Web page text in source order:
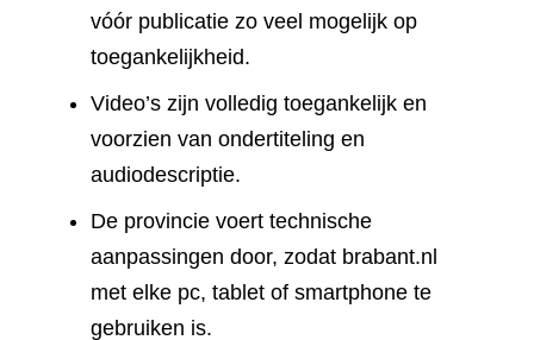
vóór publicatie zo veel mogelijk op
toegankelijkheid.
Video’s zijn volledig toegankelijk en
voorzien van ondertiteling en
audiodescriptie.
De provincie voert technische
aanpassingen door, zodat brabant.nl
met elke pc, tablet of smartphone te
gebruiken is.